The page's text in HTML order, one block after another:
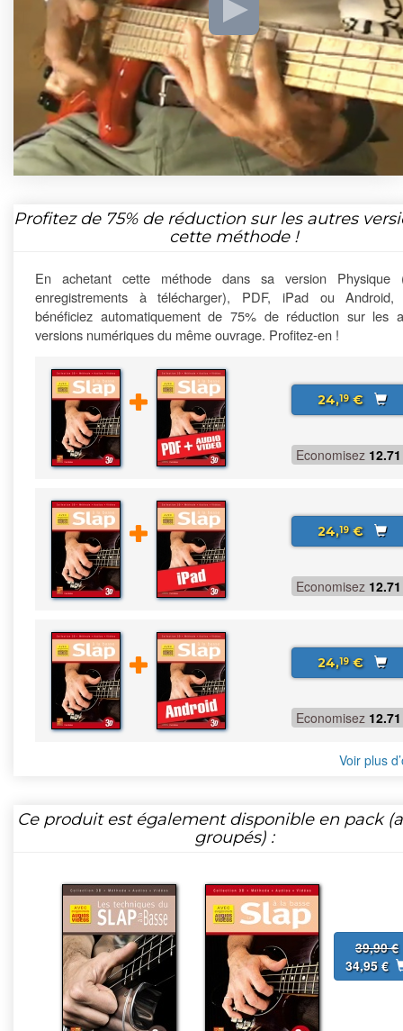
Profitez de 75%de réduction sur les autres
cette méthode !
En achetant cette méthode dans sa version Physique
enregistrements à télécharger), PDF, iPad ou Android,
bénéficiez automatiquement de 75% de réduction sur les
versions numériques du même ouvrage. Profitez-en !
24,19€
Economisez 12.71
24,19€
Economisez 12.71
24,19€
Economisez 12.71
Voir plus
Ce produit est également disponible en pack
groupés) :
39,90 €
34,95 €